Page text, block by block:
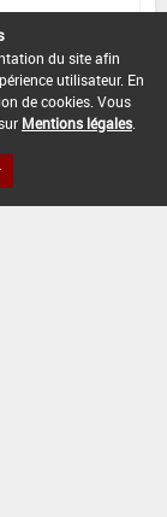
du site afin
utilisateur. En
de cookies. Vous
Mentions légales